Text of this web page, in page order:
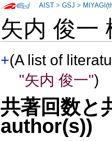
矢内 俊一
+(A list of
"矢内 俊一")
共著回数と
author(s))
AIST >GSJ >